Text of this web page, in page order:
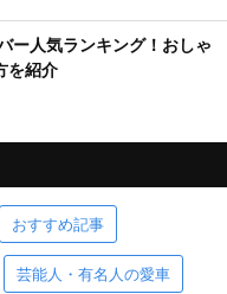
ー人気ランキング！おしゃ
を紹介
おすすめ記事
芸能人・有名人の愛車